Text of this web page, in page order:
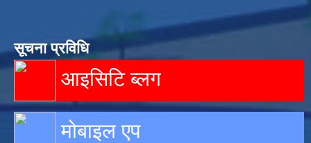
सूचना प्रविधि
आइसिटि ब्लग
मोबाइल एप